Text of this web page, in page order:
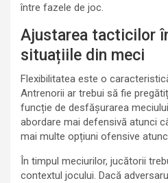
între fazele de joc.
Ajustarea tacticilor
situațiile din meci
Flexibilitatea este o
Antrenorii ar trebui să fie
funcție de desfășurarea
abordare mai defensivă atunci
mai multe opțiuni ofensive
În timpul meciurilor, jucătorii
contextul jocului. Dacă